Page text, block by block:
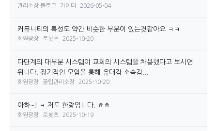
관리소장 블로그 가이더 2026-05-04
커뮤니티의 특성도 약간 비슷한 부분이 있는것같아요 ㅋㅋ
회원광장 로봇츠 2025-10-20
다단계의 대부분 시스템이 교회의 시스템을 차용했다고 보시면
됩니다. 정기적인 모임을 통해 유대감 소속감...
회원광장 꿀팁관리소장 2025-10-20
아하~! ㅋ 저도 한량입니다. ㅎㅎ
회원광장 로봇츠 2025-10-19